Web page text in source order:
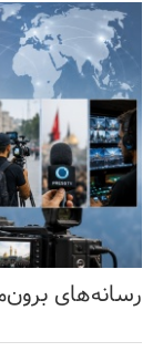
رسانه‌های